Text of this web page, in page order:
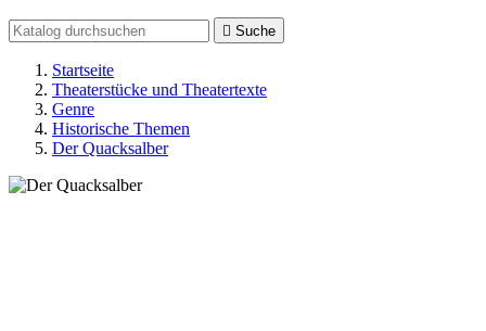
 Suche
Startseite
Theaterstücke und Theatertexte
Genre
Historische Themen
Der Quacksalber